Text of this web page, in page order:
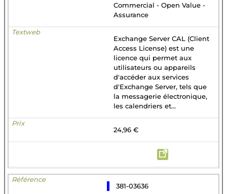
Commercial - Open Value -
Assurance
Exchange Server CAL (Client
Access License) est une
licence qui permet aux
utilisateurs ou appareils
d'accéder aux services
d'Exchange Server, tels que
la messagerie électronique,
les calendriers et...
24,96 €
381-03636